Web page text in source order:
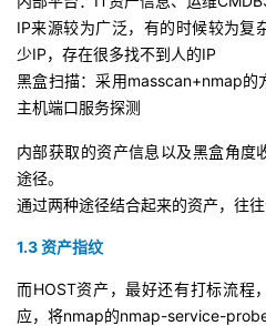
IP来源较为广泛，有的时候较为复
少IP，存在很多找不到人的IP
黑盒扫描：采用masscan+nmap的
主机端口服务探测
内部获取的资产信息以及黑盒角度
途径。
通过两种途径结合起来的资产，往
1.3 资产指纹
而HOST资产，最好还有打标流程
应，将nmap的nmap-service-